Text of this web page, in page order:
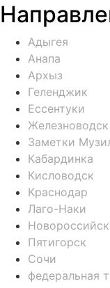
Адыгея
Анапа
Архыз
Геленджик
Ессентуки
Железноводск
Заметки
Кабардинка
Кисловодск
Краснодар
Лаго-Наки
Новороссийск
Пятигорск
Сочи
федеральная